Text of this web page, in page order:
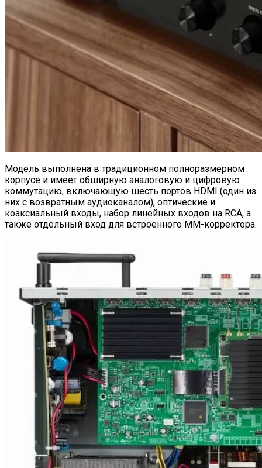
Модель выполнена в традиционном полноразмерном
корпусе и имеет обширную аналоговую и цифровую
коммутацию, включающую шесть портов HDMI (один из
них с возвратным аудиоканалом), оптические и
коаксиальный входы, набор линейных входов на RCA, а
также отдельный вход для встроенного ММ-корректора.